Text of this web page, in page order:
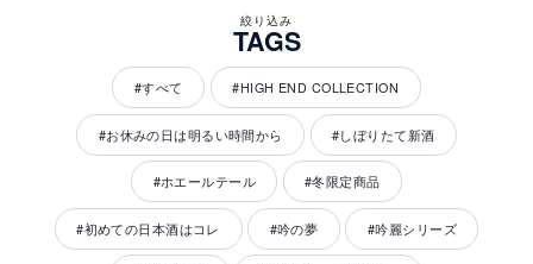
絞り込み
TAGS
#すべて #HIGH END COLLECTION
#お休みの日は明るい時間から #しぼりたて新酒
#ホエールテール #冬限定商品
#初めての日本酒はコレ #吟の夢 #吟麗シリーズ